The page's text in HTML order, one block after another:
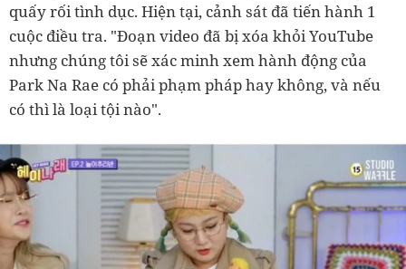
quấy rối tình dục. Hiện tại, cảnh sát đã tiến hành 1
cuộc điều tra. "Đoạn video đã bị xóa khỏi YouTube
nhưng chúng tôi sẽ xác minh xem hành động của
Park Na Rae có phải phạm pháp hay không, và nếu
có thì là loại tội nào".